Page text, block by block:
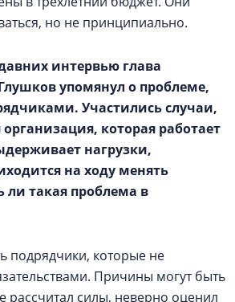
но не принципиально.
интервью глава
упомянул о проблеме,
Участились случаи,
которая работает
нагрузки,
на ходу менять
ли такая проблема в
подрядчики, которые не
Причины могут быть
рассчитал силы, неверно оценил